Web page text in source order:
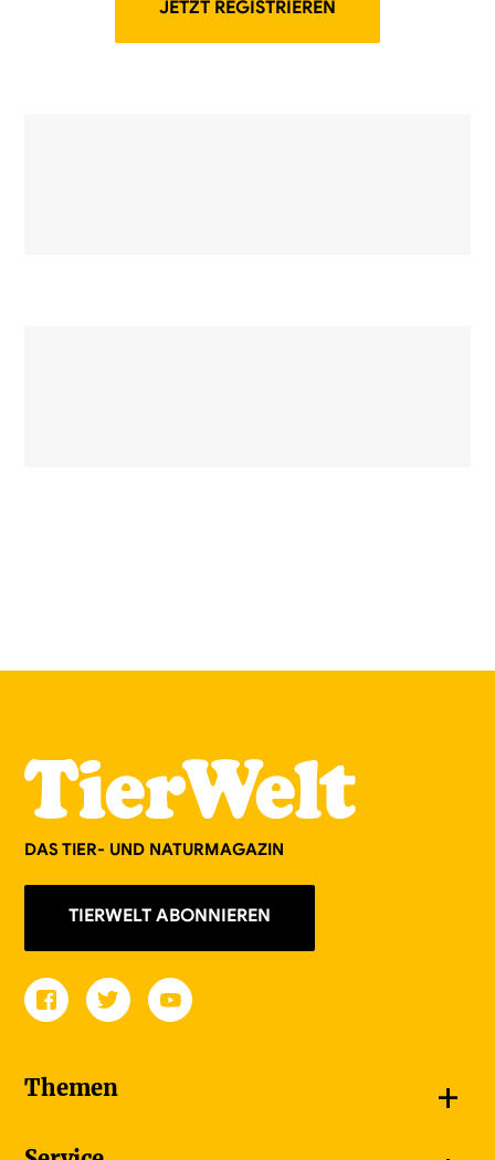
JETZT REGISTRIEREN
DAS TIER- UND NATURMAGAZIN
TIERWELT ABONNIEREN
Themen +